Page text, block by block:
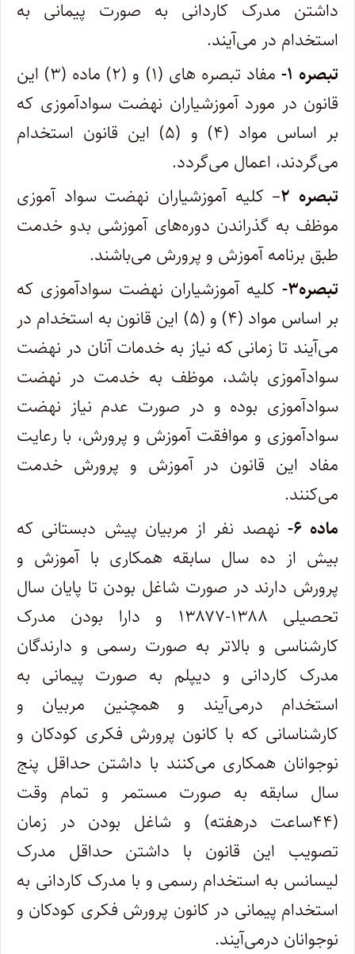
داشتن مدرک کاردانی به صورت پیمانی به
استخدام در می‌آیند.
تبصره ۱-
مفاد تبصره های (۱) و (۲) ماده (۳) این
قانون در مورد آموزشیاران نهضت سوادآموزی که
بر اساس مواد (۴) و (۵) این قانون استخدام
می‌گردند، اعمال می‌گردد.
تبصره ۲
– کلیه آموزشیاران نهضت سواد آموزی
موظف به گذراندن دوره‌های آموزشی بدو خدمت
طبق برنامه آموزش و پرورش می‌باشند.
تبصره۳-
کلیه آموزشیاران نهضت سوادآموزی که
بر اساس مواد (۴) و (۵) این قانون به استخدام در
می‌آیند تا زمانی که نیاز به خدمات آنان در نهضت
سوادآموزی باشد، موظف به خدمت در نهضت
سوادآموزی بوده و در صورت عدم نیاز نهضت
سوادآموزی و موافقت آموزش و پرورش، با رعایت
مفاد این قانون در آموزش و پرورش خدمت
می‌کنند.
ماده ۶-
نهصد نفر از مربیان پیش دبستانی که
بیش از ده سال سابقه همکاری با آموزش و
پرورش دارند در صورت شاغل بودن تا پایان سال
تحصیلی ۱۳۸۸-۱۳۸۷۷ و دارا بودن مدرک
کارشناسی و بالاتر به صورت رسمی و دارندگان
مدرک کاردانی و دیپلم به صورت پیمانی به
استخدام درمی‌آیند و همچنین مربیان و
کارشناسانی که با کانون پرورش فکری کودکان و
نوجوانان همکاری می‌کنند با داشتن حداقل پنج
سال سابقه به صورت مستمر و تمام وقت
(۴۴ساعت درهفته) و شاغل بودن در زمان
تصویب این قانون با داشتن حداقل مدرک
لیسانس به استخدام رسمی و با مدرک کاردانی به
استخدام پیمانی در کانون پرورش فکری کودکان و
نوجوانان درمی‌آیند.